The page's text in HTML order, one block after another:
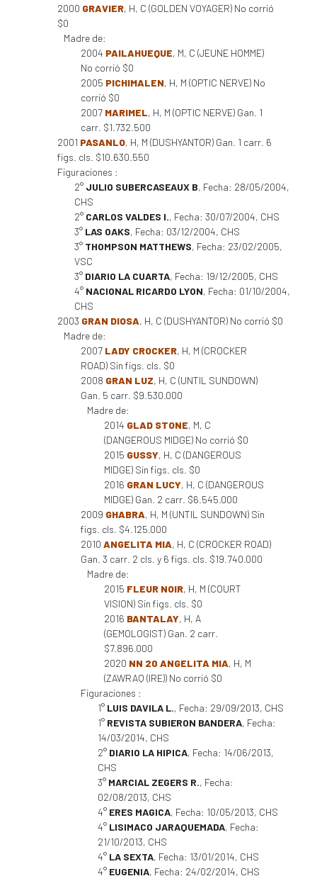
2000 GRAVIER, H, C (GOLDEN VOYAGER) No corrió
$0
Madre de:
2004 PAILAHUEQUE, M, C (JEUNE HOMME)
No corrió $0
2005 PICHIMALEN, H, M (OPTIC NERVE) No
corrió $0
2007 MARIMEL, H, M (OPTIC NERVE) Gan. 1
carr. $1.732.500
2001 PASANLO, H, M (DUSHYANTOR) Gan. 1 carr. 6
figs. cls. $10.630.550
Figuraciones :
2° JULIO SUBERCASEAUX B, Fecha: 28/05/2004,
CHS
2° CARLOS VALDES I., Fecha: 30/07/2004, CHS
3° LAS OAKS, Fecha: 03/12/2004, CHS
3° THOMPSON MATTHEWS, Fecha: 23/02/2005,
VSC
3° DIARIO LA CUARTA, Fecha: 19/12/2005, CHS
4° NACIONAL RICARDO LYON, Fecha: 01/10/2004,
CHS
2003 GRAN DIOSA, H, C (DUSHYANTOR) No corrió $0
Madre de:
2007 LADY CROCKER, H, M (CROCKER
ROAD) Sin figs. cls. $0
2008 GRAN LUZ, H, C (UNTIL SUNDOWN)
Gan. 5 carr. $9.530.000
Madre de:
2014 GLAD STONE, M, C
(DANGEROUS MIDGE) No corrió $0
2015 GUSSY, H, C (DANGEROUS
MIDGE) Sin figs. cls. $0
2016 GRAN LUCY, H, C (DANGEROUS
MIDGE) Gan. 2 carr. $6.545.000
2009 GHABRA, H, M (UNTIL SUNDOWN) Sin
figs. cls. $4.125.000
2010 ANGELITA MIA, H, C (CROCKER ROAD)
Gan. 3 carr. 2 cls. y 6 figs. cls. $19.740.000
Madre de:
2015 FLEUR NOIR, H, M (COURT
VISION) Sin figs. cls. $0
2016 BANTALAY, H, A
(GEMOLOGIST) Gan. 2 carr.
$7.896.000
2020 NN 20 ANGELITA MIA, H, M
(ZAWRAQ (IRE)) No corrió $0
Figuraciones :
1° LUIS DAVILA L., Fecha: 29/09/2013, CHS
1° REVISTA SUBIERON BANDERA, Fecha:
14/03/2014, CHS
2° DIARIO LA HIPICA, Fecha: 14/06/2013,
CHS
3° MARCIAL ZEGERS R., Fecha:
02/08/2013, CHS
4° ERES MAGICA, Fecha: 10/05/2013, CHS
4° LISIMACO JARAQUEMADA, Fecha:
21/10/2013, CHS
4° LA SEXTA, Fecha: 13/01/2014, CHS
4° EUGENIA, Fecha: 24/02/2014, CHS